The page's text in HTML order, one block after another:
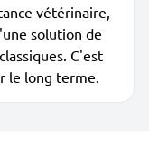
vétérinaire,
solution de
C'est
le long terme.